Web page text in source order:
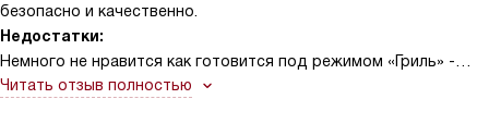
безопасно и качественно.
Недостатки:
Немного не нравится как готовится под режимом «Гриль» -
получается суховато, может быть это так и должно быть, а
Читать отзыв полностью